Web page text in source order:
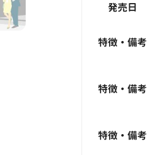
発売日
特徴・備考
特徴・備考
特徴・備考